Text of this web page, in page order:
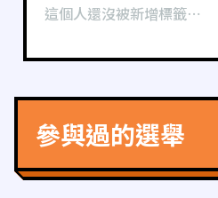
這個人還沒被新增標籤⋯
參與過的選舉